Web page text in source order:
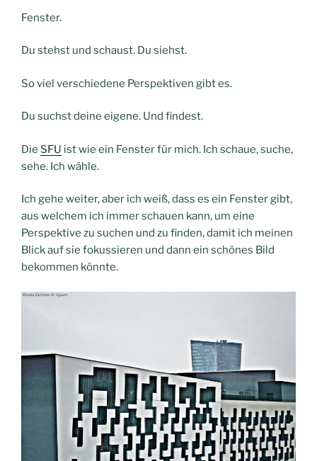
Fenster.
Du stehst und schaust. Du siehst.
So viel verschiedene Perspektiven gibt es.
Du suchst deine eigene. Und findest.
Die SFU ist wie ein Fenster für mich. Ich schaue, suche,
sehe. Ich wähle.
Ich gehe weiter, aber ich weiß, dass es ein Fenster gibt,
aus welchem ich immer schauen kann, um eine
Perspektive zu suchen und zu finden, damit ich meinen
Blick auf sie fokussieren und dann ein schönes Bild
bekommen könnte.